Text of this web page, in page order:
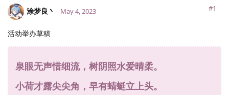
涂梦良丶 #1
May 4, 2023
活动举办草稿
泉眼无声惜细流，树阴照水爱晴柔。
小荷才露尖尖角，早有蜻蜓立上头。